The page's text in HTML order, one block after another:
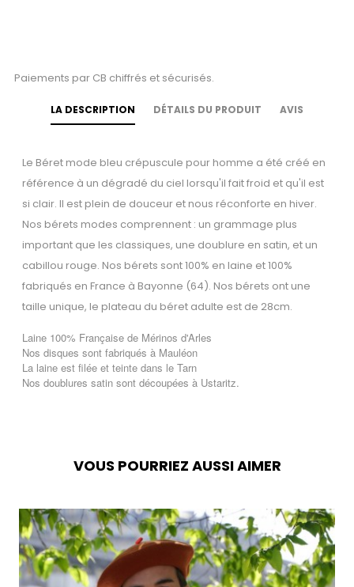
Paiements par CB chiffrés et sécurisés.
LA DESCRIPTION DÉTAILS DU PRODUIT AVIS
Le Béret mode bleu crépuscule pour homme a été créé en
référence à un dégradé du ciel lorsqu'il fait froid et qu'il est
si clair. Il est plein de douceur et nous réconforte en hiver.
Nos bérets modes comprennent : un grammage plus
important que les classiques, une doublure en satin, et un
cabillou rouge. Nos bérets sont 100% en laine et 100%
fabriqués en France à Bayonne (64). Nos bérets ont une
taille unique, le plateau du béret adulte est de 28cm.
Laine 100% Française de Mérinos d'Arles
Nos disques sont fabriqués à Mauléon
La laine est filée et teinte dans le Tarn
Nos doublures satin sont découpées à Ustaritz.
VOUS POURRIEZ AUSSI AIMER